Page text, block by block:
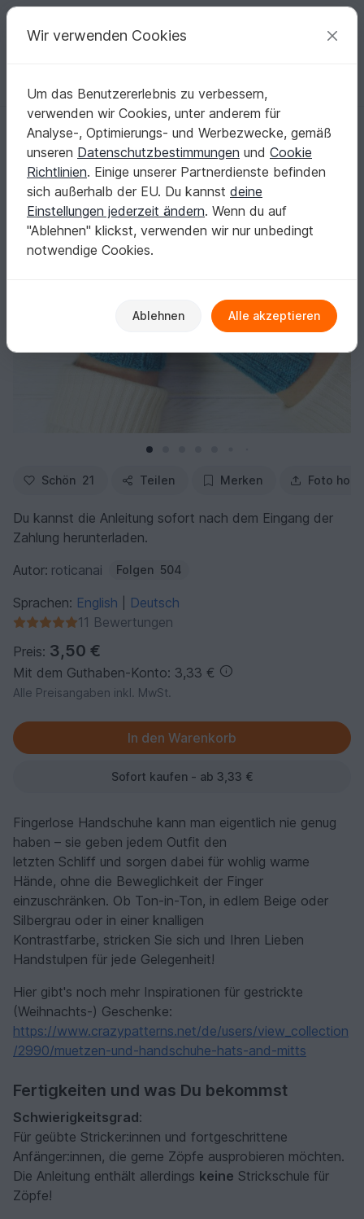
Deine kreativen Ideen
Deutsch | € (EUR) einloggen Kostenlos registrieren
Startseite Stricken Damen Handschuhe & Armstulpen
Armstulpen / fingerlose Handschuhe Greti, Strickanleitung
Armstulpen / fingerlose Handschuhe Greti,
Strickanleitung
Schön 21 Teilen Merken Foto
Du kannst die Anleitung sofort nach dem Eingang der
Zahlung herunterladen.
Autor: roticanai Folgen 504
Sprachen: English
Deutsch
11 Bewertungen
Preis: 3,50 €
Mit dem Guthaben-Konto: 3,33 €
Alle Preisangaben inkl. MwSt.
Sofort kaufen - ab 3,33 €
Fingerlose Handschuhe kann man eigentlich nie genug
haben – sie geben jedem Outfit den
letzten Schliff und sorgen dabei für wohlig warme
Hände, ohne die Beweglichkeit der Finger
einzuschränken. Ob Ton-in-Ton, in edlem Beige oder
Silbergrau oder in einer knalligen
Kontrastfarbe, stricken Sie sich und Ihren Lieben
Handstulpen für jede Gelegenheit!
Hier gibt's noch mehr Inspirationen für gestrickte
(Weihnachts-) Geschenke:
https://www.crazypatterns.net/de/users/view_collection
/2990/muetzen-und-handschuhe-hats-and-mitts
Fertigkeiten und was Du bekommst
Schwierigkeitsgrad:
Für geübte Stricker:innen und fortgeschrittene
Anfänger:innen, die gerne Zöpfe ausprobieren möchten.
Die Anleitung enthält allerdings keine Strickschule für
Zöpfe!
Wir verwenden Cookies
Um das Benutzererlebnis zu verbessern,
verwenden wir Cookies, unter anderem für
Analyse-, Optimierungs- und Werbezwecke, gemäß
unseren Datenschutzbestimmungen und Cookie
Richtlinien. Einige unserer Partnerdienste befinden
sich außerhalb der EU. Du kannst deine
Einstellungen jederzeit ändern. Wenn du auf
"Ablehnen" klickst, verwenden wir nur unbedingt
notwendige Cookies.
Ablehnen Alle akzeptieren